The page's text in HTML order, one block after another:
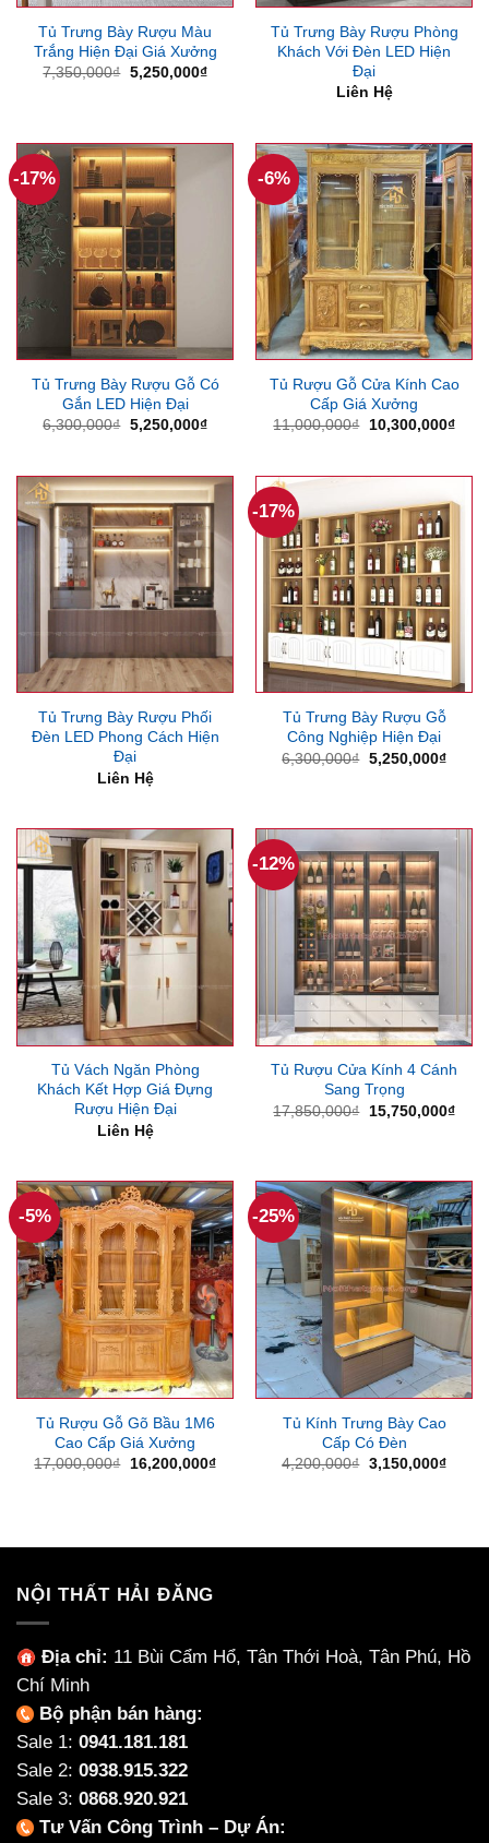
Tủ Trưng Bày Rượu Màu
Trắng Hiện Đại Giá Xưởng
7,350,000₫ Giá
5,250,000₫Giá
Tủ Trưng Bày Rượu Phòng
Khách Với Đèn LED Hiện
Đại
Liên Hệ
-17%
Tủ Trưng Bày Rượu Gỗ Có
Gắn LED Hiện Đại
6,300,000₫ Giá
5,250,000₫Giá
5,250,000₫.
-6%
Tủ Rượu Gỗ Cửa Kính Cao
Cấp Giá Xưởng
11,000,000₫
Giá
10,300,000₫Giá
Tủ Trưng Bày Rượu Phối
Đèn LED Phong Cách Hiện
Đại
Liên Hệ
-17%
Tủ Trưng Bày Rượu Gỗ
Công Nghiệp Hiện Đại
6,300,000₫ Giá
gốc
5,250,000₫Giá
Tủ Vách Ngăn Phòng
Khách Kết Hợp Giá Đựng
Rượu Hiện Đại
Liên Hệ
-12%
Tủ Rượu Cửa Kính 4 Cánh
Sang Trọng
17,850,000₫
Giá
15,750,000₫Giá
-5%
Tủ Rượu Gỗ Gõ Bầu 1M6
Cao Cấp Giá Xưởng
17,000,000₫
Giá
16,200,000₫Giá
-25%
Tủ Kính Trưng Bày Cao
Cấp Có Đèn
4,200,000₫ Giá
3,150,000₫Giá
NỘI THẤT HẢI ĐĂNG
Địa chỉ: 11 Bùi Cẩm Hổ, Tân Thới Hoà, Tân Phú, Hồ
Chí Minh
Bộ phận bán hàng:
Sale 1: 0941.181.181
Sale 2: 0938.915.322
Sale 3: 0868.920.921
Tư Vấn Công Trình – Dự Án: